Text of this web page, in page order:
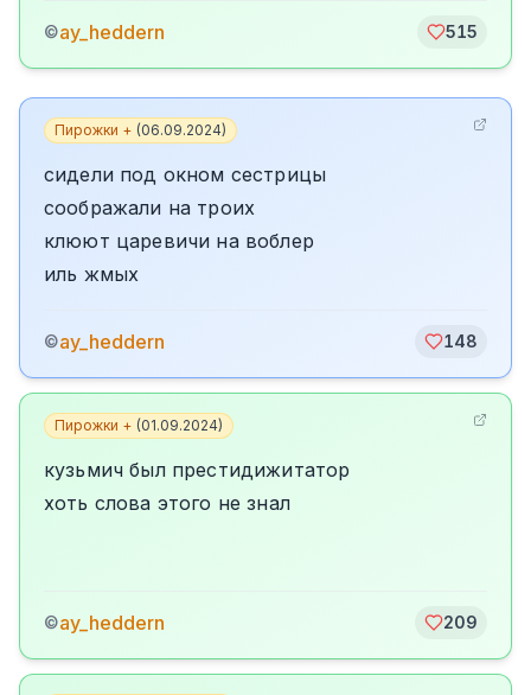
©ay_heddern 515
Пирожки + (06.09.2024)
сидели под окном сестрицы
соображали на троих
клюют царевичи на воблер
иль жмых
©ay_heddern 148
Пирожки + (01.09.2024)
кузьмич был престидижитатор
хоть слова этого не знал
©ay_heddern 209